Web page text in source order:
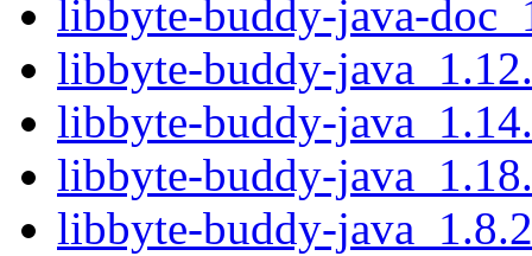
libbyte-buddy-java-
libbyte-buddy-
libbyte-buddy-
libbyte-buddy-
libbyte-buddy-